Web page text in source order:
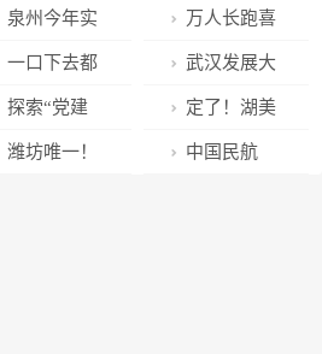
泉州今年实
40个为民办
事项目
万人长跑喜
迎新年 郑州市
2023年迎新春
长跑活动1月8
一口下去都
年味！济南
年老字号糕
武汉发展大
湾区“反向飞地
经济” ！市政
探索“党建
团+社工
定了！湖美
校考年后线下
潍坊唯一！ 中国民航